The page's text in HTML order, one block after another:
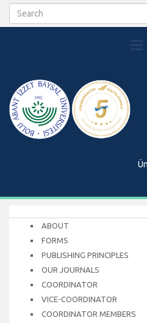
ABOUT
FORMS
PUBLISHING PRINCIPLES
OUR JOURNALS
COORDINATOR
VICE-COORDINATOR
COORDINATOR MEMBERS